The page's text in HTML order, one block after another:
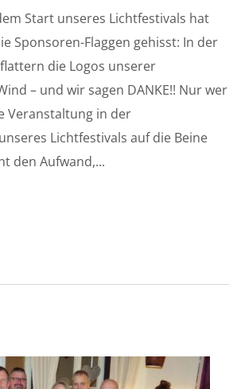
Start unseres Lichtfestivals hat
Sponsoren-Flaggen gehisst: In der
die Logos unserer
– und wir sagen DANKE!! Nur wer
Veranstaltung in der
Lichtfestivals auf die Beine
den Aufwand,...